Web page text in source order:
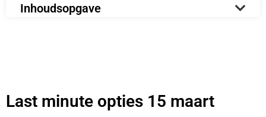
Inhoudsopgave
Last minute opties 15 maart